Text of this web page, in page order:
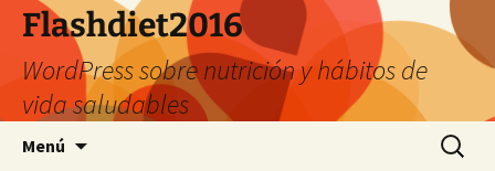
Saltar
contenido
Flashdiet2016
WordPress sobre nutrición y hábitos de
vida saludables
Menú Buscar: